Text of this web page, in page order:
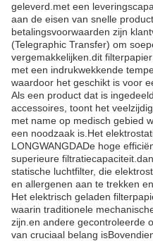
geleverd.met een
aan de eisen van snelle
betalingsvoorwaarden zijn
(Telegraphic Transfer) om
vergemakkelijken.dit
met een indrukwekkende
waardoor het geschikt is voor
Als een product dat is
accessoires, toont het
met name op medisch gebied
een noodzaak is.Het
LONGWANGDADe hoge
superieure
statische luchtfilter, die
en allergenen aan te trekken
Het elektrisch geladen
waarin traditionele
zijn.en andere gecontroleerde
van cruciaal belang